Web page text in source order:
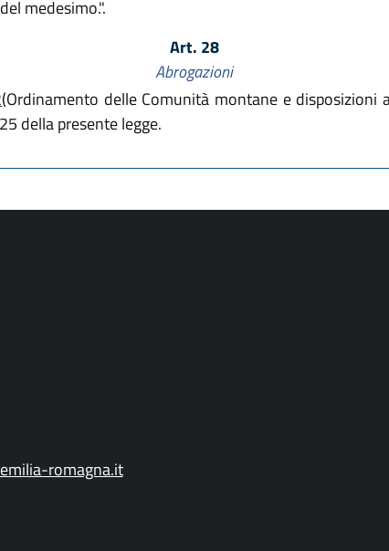
medesimo.".
Art. 28
Abrogazioni
(Ordinamento delle Comunità montane e
della presente legge.
romagna.it